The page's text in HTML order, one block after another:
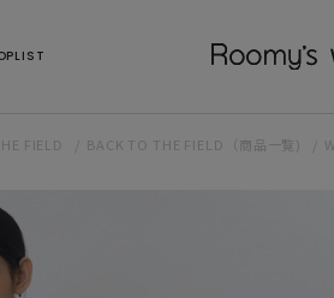
FIELD BACK TO THE FIELD（商品一覧)